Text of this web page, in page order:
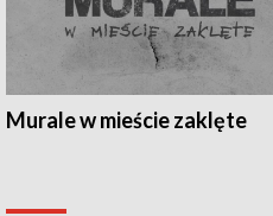
Murale w mieście zaklęte